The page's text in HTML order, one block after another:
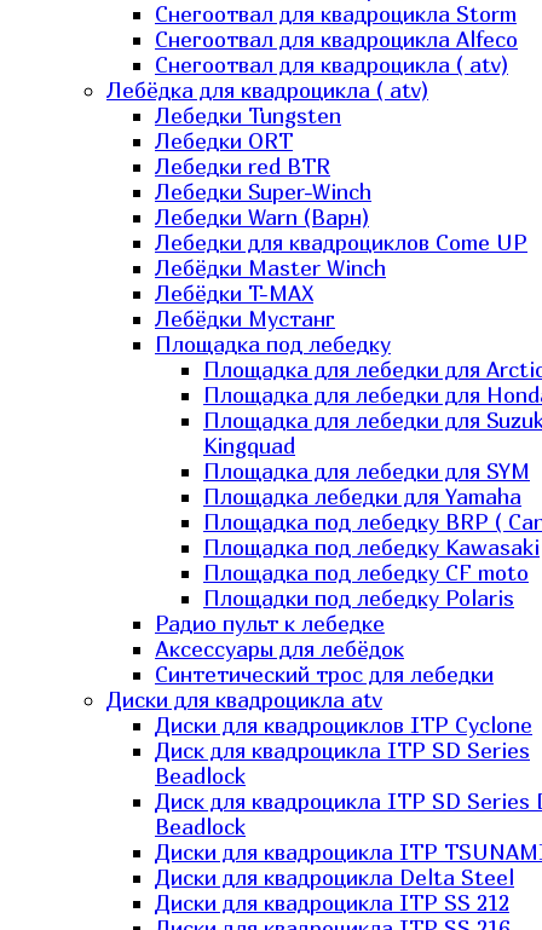
Снегоотвал для квадроцикла Storm
Снегоотвал для квадроцикла Alfeco
Снегоотвал для квадроцикла ( atv)
Лебёдка для квадроцикла ( atv)
Лебедки Tungsten
Лебедки ORT
Лебедки red BTR
Лебедки Super-Winch
Лебедки Warn (Варн)
Лебедки для квадроциклов Come UP
Лебёдки Master Winch
Лебёдки T-MAX
Лебёдки Мустанг
Площадка под лебедку
Площадка для лебедки для
Площадка для лебедки для
Площадка для лебедки для
Kingquad
Площадка для лебедки для SYM
Площадка лебедки для Yamaha
Площадка под лебедку BRP (
Площадка под лебедку Kawasaki
Площадка под лебедку СF moto
Площадки под лебедку Polaris
Радио пульт к лебедке
Аксессуары для лебёдок
Синтетический трос для лебедки
Диски для квадроцикла atv
Диски для квадроциклов ITP Cyclone
Диск для квадроцикла ITP SD Series
Beadlock
Диск для квадроцикла ITP SD Series
Beadlock
Диски для квадроцикла ITP
Диски для квадроцикла Delta Steel
Диски для квадроцикла ITP SS 212